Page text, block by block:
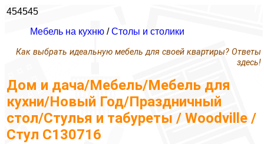
454545
Мебель на кухню /Столы и столики
Как выбрать идеальную мебель для своей квартиры? Ответы
здесь!
Дом и дача/Мебель/Мебель для
кухни/Новый Год/Праздничный
стол/Стулья и табуреты / Woodville /
Стул С130716